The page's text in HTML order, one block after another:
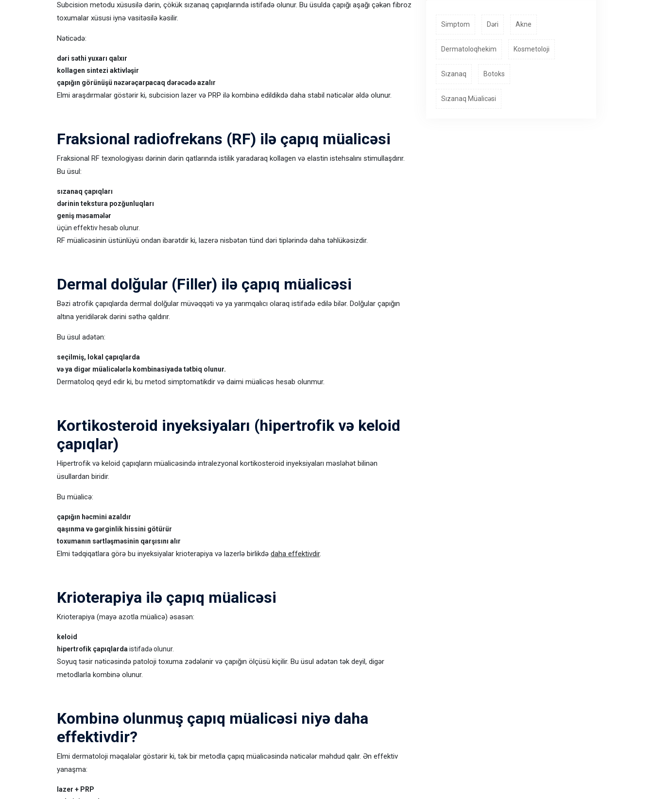
Subcision metodu xüsusilə dərin, çökük sızanaq çapıqlarında istifadə olunur. Bu üsulda çapığı aşağı çəkən fibroz
toxumalar xüsusi iynə vasitəsilə kəsilir.
Nəticədə:
dəri səthi yuxarı qalxır
kollagen sintezi aktivləşir
çapığın görünüşü nəzərəçarpacaq dərəcədə azalır
Elmi araşdırmalar göstərir ki, subcision lazer və PRP ilə kombinə edildikdə daha stabil nəticələr əldə olunur.
Fraksional radiofrekans (RF) ilə çapıq müalicəsi
Fraksional RF texnologiyası dərinin dərin qatlarında istilik yaradaraq kollagen və elastin istehsalını stimullaşdırır.
Bu üsul:
sızanaq çapıqları
dərinin tekstura pozğunluqları
geniş məsamələr
üçün effektiv hesab olunur.
RF müalicəsinin üstünlüyü ondan ibarətdir ki, lazerə nisbətən tünd dəri tiplərində daha təhlükəsizdir.
Dermal dolğular (Filler) ilə çapıq müalicəsi
Bəzi atrofik çapıqlarda dermal dolğular müvəqqəti və ya yarımqalıcı olaraq istifadə edilə bilər. Dolğular çapığın
altına yeridilərək dərini səthə qaldırır.
Bu üsul adətən:
seçilmiş, lokal çapıqlarda
və ya digər müalicələrlə kombinasiyada tətbiq olunur.
Dermatoloq qeyd edir ki, bu metod simptomatikdir və daimi müalicəs hesab olunmur.
Kortikosteroid inyeksiyaları (hipertrofik və keloid
çapıqlar)
Hipertrofik və keloid çapıqların müalicəsində intralezyonal kortikosteroid inyeksiyaları məsləhət bilinən
üsullardan biridir.
Bu müalicə:
çapığın həcmini azaldır
qaşınma və gərginlik hissini götürür
toxumanın sərtləşməsinin qarşısını alır
Elmi tədqiqatlara görə bu inyeksiyalar krioterapiya və lazerlə birlikdə daha effektivdir.
Krioterapiya ilə çapıq müalicəsi
Krioterapiya (mayə azotla müalicə) əsasən:
keloid
hipertrofik çapıqlarda istifadə olunur.
Soyuq təsir nəticəsində patoloji toxuma zədələnir və çapığın ölçüsü kiçilir. Bu üsul adətən tək deyil, digər
metodlarla kombinə olunur.
Kombinə olunmuş çapıq müalicəsi niyə daha
effektivdir?
Elmi dermatoloji məqalələr göstərir ki, tək bir metodla çapıq müalicəsində nəticələr məhdud qalır. Ən effektiv
yanaşma:
lazer + PRP
Simptom Dəri Akne
Dermatoloqhekim Kosmetoloji
Sızanaq Botoks
Sızanaq Müalicəsi